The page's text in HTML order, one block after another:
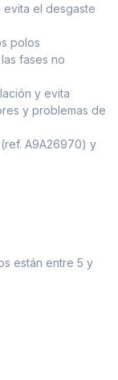
evita el desgaste
polos
fases no
y evita
y problemas de
A9A26970) y
están entre 5 y